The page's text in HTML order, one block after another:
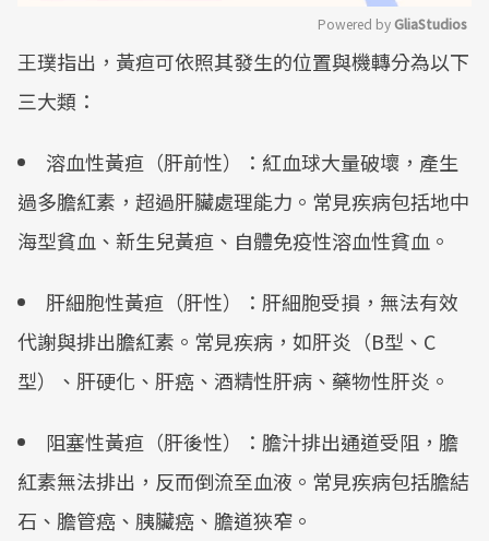
Mute
Powered by GliaStudios
王璞指出，黃疸可依照其發生的位置與機轉分為以下
三大類：
溶血性黃疸（肝前性）：紅血球大量破壞，產生
過多膽紅素，超過肝臟處理能力。常見疾病包括地中
海型貧血、新生兒黃疸、自體免疫性溶血性貧血。
肝細胞性黃疸（肝性）：肝細胞受損，無法有效
代謝與排出膽紅素。常見疾病，如肝炎（B型、C
型）、肝硬化、肝癌、酒精性肝病、藥物性肝炎。
阻塞性黃疸（肝後性）：膽汁排出通道受阻，膽
紅素無法排出，反而倒流至血液。常見疾病包括膽結
石、膽管癌、胰臟癌、膽道狹窄。